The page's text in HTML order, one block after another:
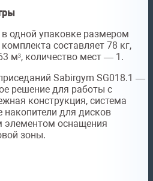
одной упаковке размером
составляет 78 кг,
м³, количество мест — 1.
Sabirgym SG018.1 —
решение для работы с
конструкция, система
накопители для дисков
элементом оснащения
зоны.